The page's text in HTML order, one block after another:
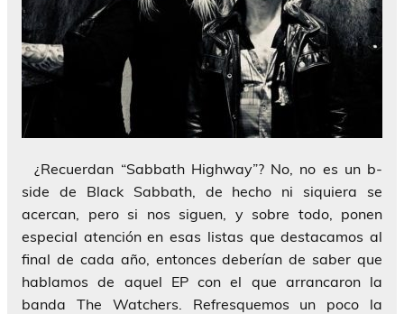
¿Recuerdan “Sabbath Highway”? No, no es un b-
side de Black Sabbath, de hecho ni siquiera se
acercan, pero si nos siguen, y sobre todo, ponen
especial atención en esas listas que destacamos al
final de cada año, entonces deberían de saber que
hablamos de aquel EP con el que arrancaron la
banda The Watchers. Refresquemos un poco la